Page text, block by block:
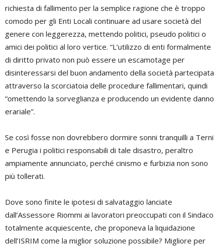
richiesta di fallimento per la semplice ragione che è troppo
comodo per gli Enti Locali continuare ad usare società del
genere con leggerezza, mettendo politici, pseudo politici o
amici dei politici al loro vertice. “L’utilizzo di enti formalmente
di diritto privato non può essere un escamotage per
disinteressarsi del buon andamento della società partecipata
attraverso la scorciatoia delle procedure fallimentari, quindi
“omettendo la sorveglianza e producendo un evidente danno
erariale”.
Se così fosse non dovrebbero dormire sonni tranquilli a Terni
e Perugia i politici responsabili di tale disastro, peraltro
ampiamente annunciato, perché cinismo e furbizia non sono
più tollerati.
Dove sono finite le ipotesi di salvataggio lanciate
dall’Assessore Riommi ai lavoratori preoccupati con il Sindaco
totalmente acquiescente, che proponeva la liquidazione
dell’ISRIM come la miglior soluzione possibile? Migliore per